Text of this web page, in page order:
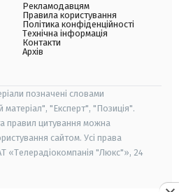
Рекламодавцям
Правила користування
Політика конфіденційності
Технічна інформація
Контакти
Архів
позначені словами
"Експерт", "Позиція".
правил цитування можна
сайтом. Усі права
«Телерадіокомпанія "Люкс"», 24